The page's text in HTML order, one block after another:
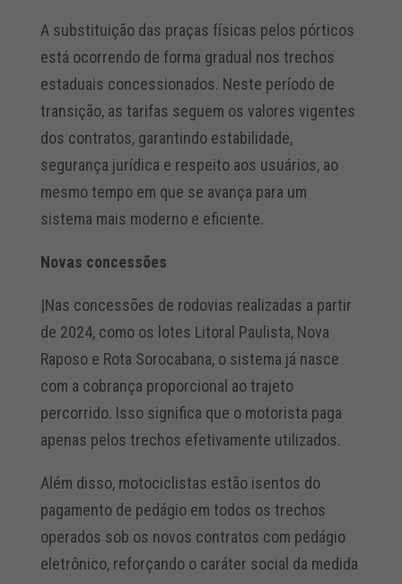
A substituição das praças físicas pelos pórticos
está ocorrendo de forma gradual nos trechos
estaduais concessionados. Neste período de
transição, as tarifas seguem os valores vigentes
dos contratos, garantindo estabilidade,
segurança jurídica e respeito aos usuários, ao
mesmo tempo em que se avança para um
sistema mais moderno e eficiente.
Novas concessões
|Nas concessões de rodovias realizadas a partir
de 2024, como os lotes Litoral Paulista, Nova
Raposo e Rota Sorocabana, o sistema já nasce
com a cobrança proporcional ao trajeto
percorrido. Isso significa que o motorista paga
apenas pelos trechos efetivamente utilizados.
Além disso, motociclistas estão isentos do
pagamento de pedágio em todos os trechos
operados sob os novos contratos com pedágio
eletrônico, reforçando o caráter social da medida